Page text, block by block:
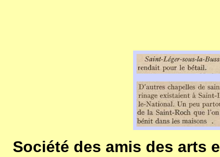
Société des amis des arts